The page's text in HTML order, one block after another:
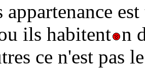
appartenance
ils habitent n
ce n'est pas